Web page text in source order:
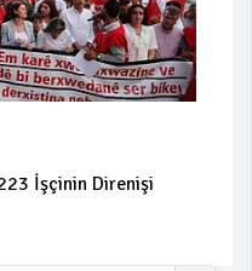
223 İşçinin Direnişi